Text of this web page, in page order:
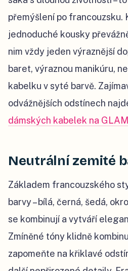
přemýšlení po francouzsku.
jednoduché kousky
nim vždy jeden výraznější
baret, výraznou manikúru,
kabelku v syté barvě.
odvážnějších odstínech
dámských kabelek na GLAMI
Neutrální zemité
Základem francouzského
barvy – bílá, černá, šedá,
se kombinují a vytváří
Zmíněné tóny klidně
zapomeňte na křiklavé